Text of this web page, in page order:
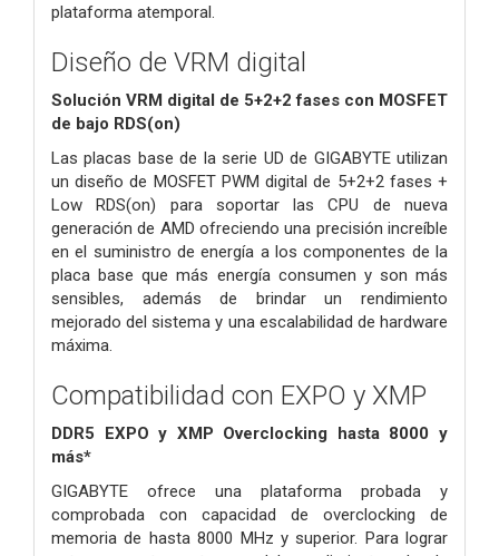
plataforma atemporal.
Diseño de VRM digital
Solución VRM digital de 5+2+2 fases con MOSFET
de bajo RDS(on)
Las placas base de la serie UD de GIGABYTE utilizan
un diseño de MOSFET PWM digital de 5+2+2 fases +
Low RDS(on) para soportar las CPU de nueva
generación de AMD ofreciendo una precisión increíble
en el suministro de energía a los componentes de la
placa base que más energía consumen y son más
sensibles, además de brindar un rendimiento
mejorado del sistema y una escalabilidad de hardware
máxima.
Compatibilidad con EXPO y XMP
DDR5 EXPO y XMP Overclocking hasta 8000 y
más*
GIGABYTE ofrece una plataforma probada y
comprobada con capacidad de overclocking de
memoria de hasta 8000 MHz y superior. Para lograr